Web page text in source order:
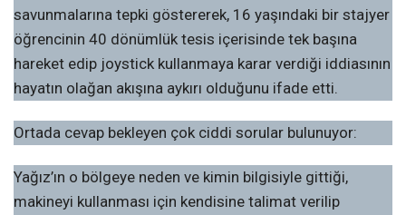
savunmalarına tepki göstererek, 16 yaşındaki bir stajyer
öğrencinin 40 dönümlük tesis içerisinde tek başına
hareket edip joystick kullanmaya karar verdiği iddiasının
hayatın olağan akışına aykırı olduğunu ifade etti.
Ortada cevap bekleyen çok ciddi sorular bulunuyor:
Yağız’ın o bölgeye neden ve kimin bilgisiyle gittiği,
makineyi kullanması için kendisine talimat verilip